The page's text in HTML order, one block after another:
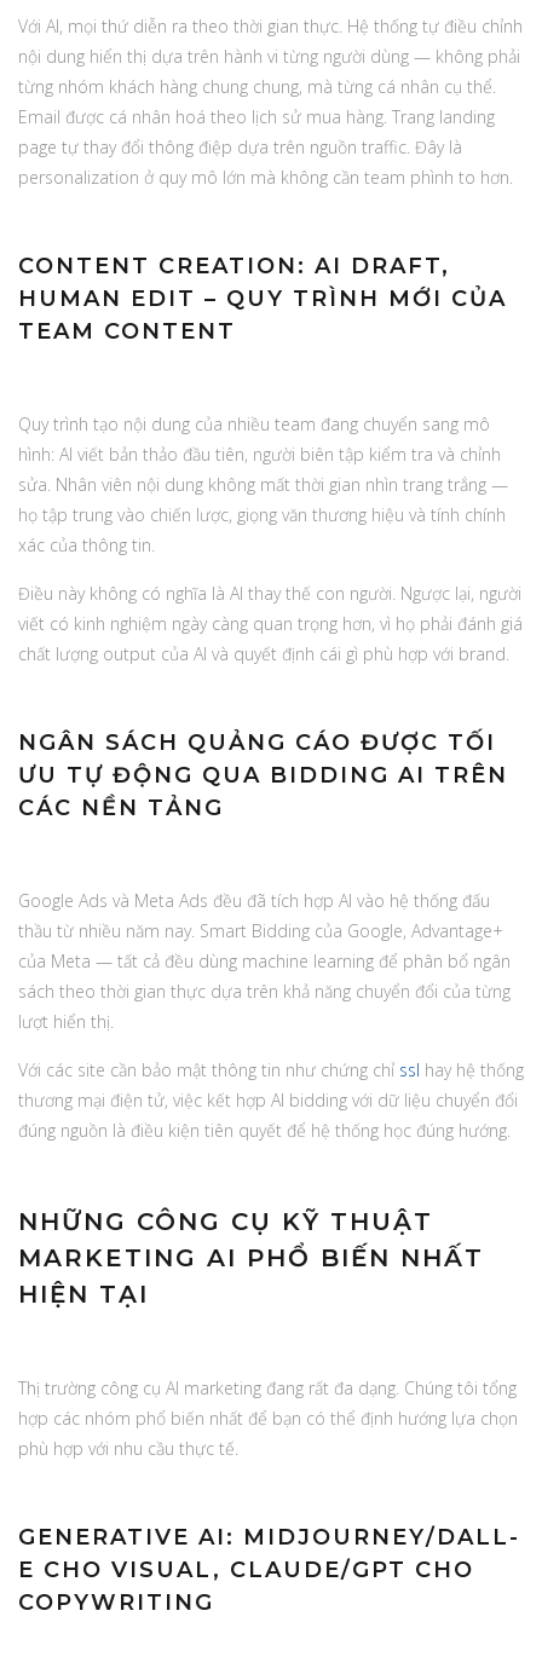
Với AI, mọi thứ diễn ra theo thời gian thực. Hệ thống tự điều chỉnh
nội dung hiển thị dựa trên hành vi từng người dùng — không phải
từng nhóm khách hàng chung chung, mà từng cá nhân cụ thể.
Email được cá nhân hoá theo lịch sử mua hàng. Trang landing
page tự thay đổi thông điệp dựa trên nguồn traffic. Đây là
personalization ở quy mô lớn mà không cần team phình to hơn.
CONTENT CREATION: AI DRAFT,
HUMAN EDIT – QUY TRÌNH MỚI CỦA
TEAM CONTENT
Quy trình tạo nội dung của nhiều team đang chuyển sang mô
hình: AI viết bản thảo đầu tiên, người biên tập kiểm tra và chỉnh
sửa. Nhân viên nội dung không mất thời gian nhìn trang trắng —
họ tập trung vào chiến lược, giọng văn thương hiệu và tính chính
xác của thông tin.
Điều này không có nghĩa là AI thay thế con người. Ngược lại, người
viết có kinh nghiệm ngày càng quan trọng hơn, vì họ phải đánh giá
chất lượng output của AI và quyết định cái gì phù hợp với brand.
NGÂN SÁCH QUẢNG CÁO ĐƯỢC TỐI
ƯU TỰ ĐỘNG QUA BIDDING AI TRÊN
CÁC NỀN TẢNG
Google Ads và Meta Ads đều đã tích hợp AI vào hệ thống đấu
thầu từ nhiều năm nay. Smart Bidding của Google, Advantage+
của Meta — tất cả đều dùng machine learning để phân bổ ngân
sách theo thời gian thực dựa trên khả năng chuyển đổi của từng
lượt hiển thị.
Với các site cần bảo mật thông tin như chứng chỉ ssl hay hệ thống
thương mại điện tử, việc kết hợp AI bidding với dữ liệu chuyển đổi
đúng nguồn là điều kiện tiên quyết để hệ thống học đúng hướng.
NHỮNG CÔNG CỤ KỸ THUẬT
MARKETING AI PHỔ BIẾN NHẤT
HIỆN TẠI
Thị trường công cụ AI marketing đang rất đa dạng. Chúng tôi tổng
hợp các nhóm phổ biến nhất để bạn có thể định hướng lựa chọn
phù hợp với nhu cầu thực tế.
GENERATIVE AI: MIDJOURNEY/DALL-
E CHO VISUAL, CLAUDE/GPT CHO
COPYWRITING